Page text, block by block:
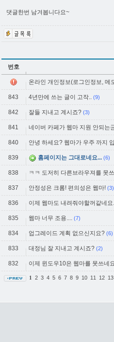
댓글한번 남겨봅니다요~
번호
온라인 개인정보(로그인정보, 메
843 4년만에 쓰는 글이 고작.. (9)
842 잘들 지내고 계시죠? (3)
841 네이버 카페가 웹마 지원 안되는
840 안녕 하세요? 웹마가 우주 까지
839 홈페이지는 그대로네요... (6)
838 ㅋㅋ 도저히 다른브라우져를 못
837 안정성은 크롬! 편의성은 웹마! (3)
836 이제 웹마도 내려줘야할꺼같네요.
835 웹마 너무 조용.... (7)
834 업그레이드 계획 없으신지요? (6)
833 대정님 잘 지내고 계시죠? (2)
832 이제 윈도우10은 웹마를 못쓰네
1 2 3 4 5 6 7 8 9 10 11 12